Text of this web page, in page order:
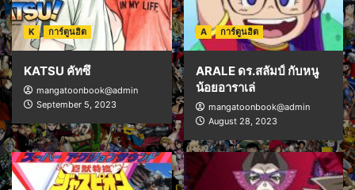
K การ์ตูนฮิต
KATSU คัทซึ
mangatoonbook@admin
September 5, 2023
A การ์ตูนฮิต
ARALE ดร.สลัมป์ กับหนู
น้อยอาราเล่
mangatoonbook@admin
August 28, 2023